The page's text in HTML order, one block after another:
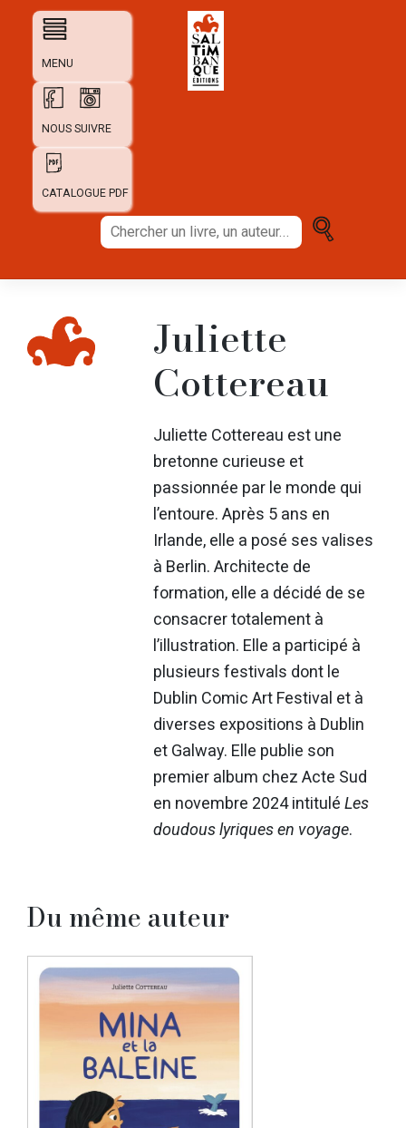
MENU
NOUS SUIVRE
CATALOGUE PDF
Chercher
un
Juliette
Cottereau
Juliette Cottereau est une
bretonne curieuse et
passionnée par le monde qui
l’entoure. Après 5 ans en
Irlande, elle a posé ses valises
à Berlin. Architecte de
formation, elle a décidé de se
consacrer totalement à
l’illustration. Elle a participé à
plusieurs festivals dont le
Dublin Comic Art Festival et à
diverses expositions à Dublin
et Galway. Elle publie son
premier album chez Acte Sud
en novembre 2024 intituléLes
doudous lyriques en voyage.
Du même auteur